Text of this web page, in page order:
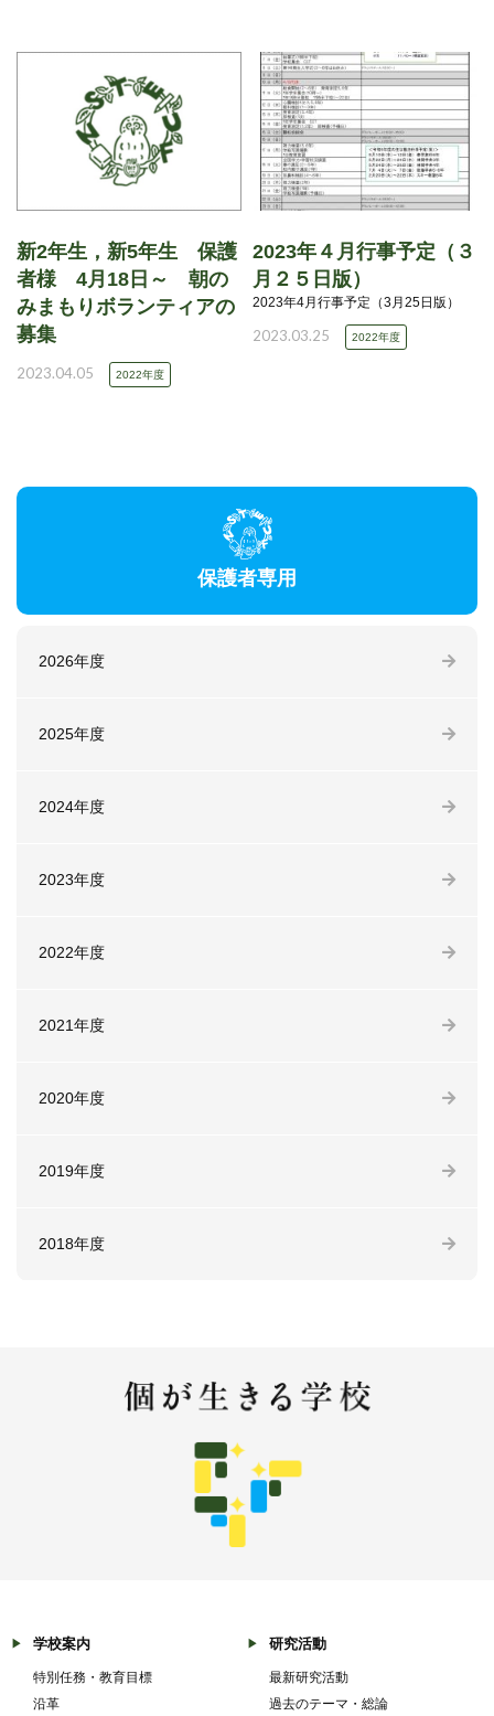
新2年生，新5年生 保護
者様 4月18日～ 朝の
みまもりボランティアの
募集
2023.04.05 2022年度
2023年４月行事予定（３
月２５日版）
2023年4月行事予定（3月25日版）
2023.03.25 2022年度
保護者専用
2026年度
2025年度
2024年度
2023年度
2022年度
2021年度
2020年度
2019年度
2018年度
学校案内
特別任務・教育目標
沿革
研究活動
最新研究活動
過去のテーマ・総論